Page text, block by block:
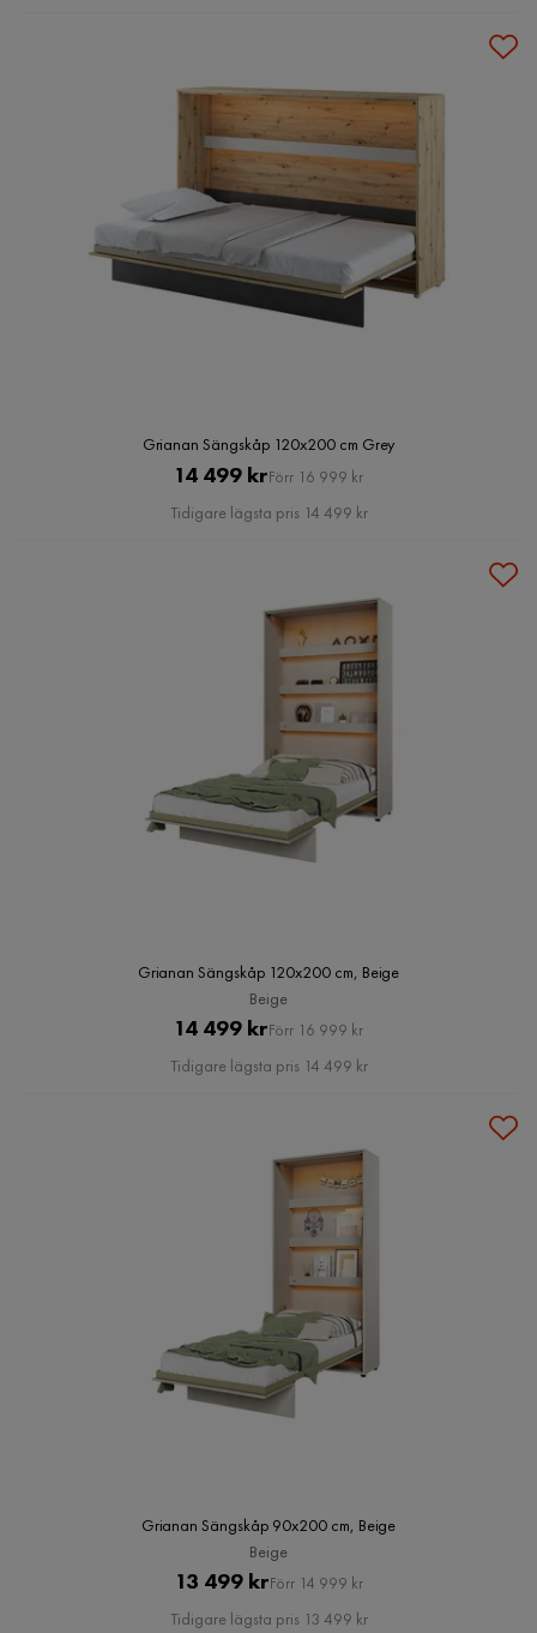
Grianan Sängskåp 120x200 cm Grey
Pris
14 499 krOriginal
Pris
Förr 16 999 kr
Tidigare lägsta pris 14 499 kr
Grianan Sängskåp 120x200 cm, Beige
Beige
Pris
14 499 krOriginal
Pris
Förr 16 999 kr
Tidigare lägsta pris 14 499 kr
Grianan Sängskåp 90x200 cm, Beige
Beige
Pris
13 499 krOriginal
Pris
Förr 14 999 kr
Tidigare lägsta pris 13 499 kr